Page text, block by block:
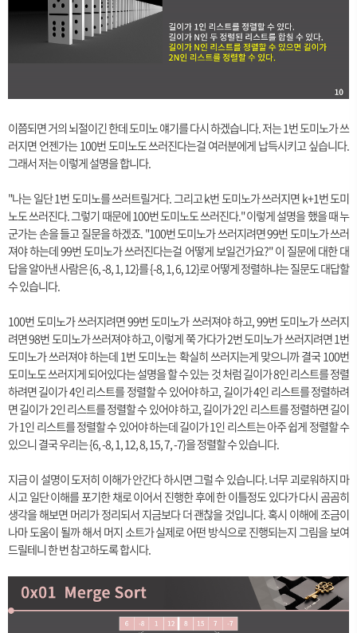
이쯤되면 거의 뇌절이긴 한데 도미노 얘기를 다시 하겠습니다. 저는 1번 도미노가 쓰
러지면 언젠가는 100번 도미노도 쓰러진다는걸 여러분에게 납득시키고 싶습니다.
그래서 저는 이렇게 설명을 합니다.
"나는 일단 1번 도미노를 쓰러트릴거다. 그리고 k번 도미노가 쓰러지면 k+1번 도미
노도 쓰러진다. 그렇기 때문에 100번 도미노도 쓰러진다." 이렇게 설명을 했을 때 누
군가는 손을 들고 질문을 하겠죠. "100번 도미노가 쓰러지려면 99번 도미노가 쓰러
져야 하는데 99번 도미노가 쓰러진다는걸 어떻게 보일건가요?" 이 질문에 대한 대
답을 알아낸 사람은 {6, -8, 1, 12}를 {-8, 1, 6, 12}로 어떻게 정렬하냐는 질문도 대답할
수 있습니다.
100번 도미노가 쓰러지려면 99번 도미노가 쓰러져야 하고, 99번 도미노가 쓰러지
려면 98번 도미노가 쓰러져야 하고, 이렇게 쭉 가다가 2번 도미노가 쓰러지려면 1번
도미노가 쓰러져야 하는데 1번 도미노는 확실히 쓰러지는게 맞으니까 결국 100번
도미노도 쓰러지게 되어있다는 설명을 할 수 있는 것 처럼 길이가 8인 리스트를 정렬
하려면 길이가 4인 리스트를 정렬할 수 있어야 하고, 길이가 4인 리스트를 정렬하려
면 길이가 2인 리스트를 정렬할 수 있어야 하고, 길이가 2인 리스트를 정렬하면 길이
가 1인 리스트를 정렬할 수 있어야 하는데 길이가 1인 리스트는 아주 쉽게 정렬할 수
있으니 결국 우리는 {6, -8, 1, 12, 8, 15, 7, -7}을 정렬할 수 있습니다.
지금 이 설명이 도저히 이해가 안간다 하시면 그럴 수 있습니다. 너무 괴로워하지 마
시고 일단 이해를 포기한 채로 이어서 진행한 후에 한 이틀정도 있다가 다시 곰곰히
생각을 해보면 머리가 정리되서 지금보다 더 괜찮을 것입니다. 혹시 이해에 조금이
나마 도움이 될까 해서 머지 소트가 실제로 어떤 방식으로 진행되는지 그림을 보여
드릴테니 한 번 참고하도록 합시다.